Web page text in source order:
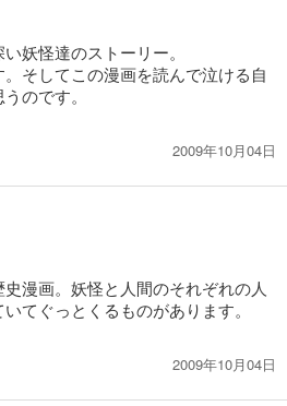
妖怪達のストーリー。
そしてこの漫画を読んで泣ける自
のです。
2009年10月04日
漫画。妖怪と人間のそれぞれの人
てぐっとくるものがあります。
2009年10月04日